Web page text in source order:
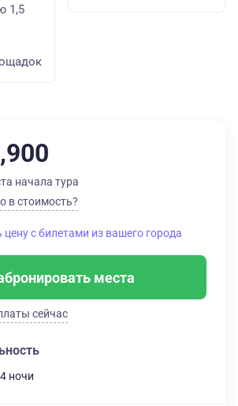
1,5
начала тура
в стоимость?
цену с билетами из вашего города
места
сейчас
4 ночи